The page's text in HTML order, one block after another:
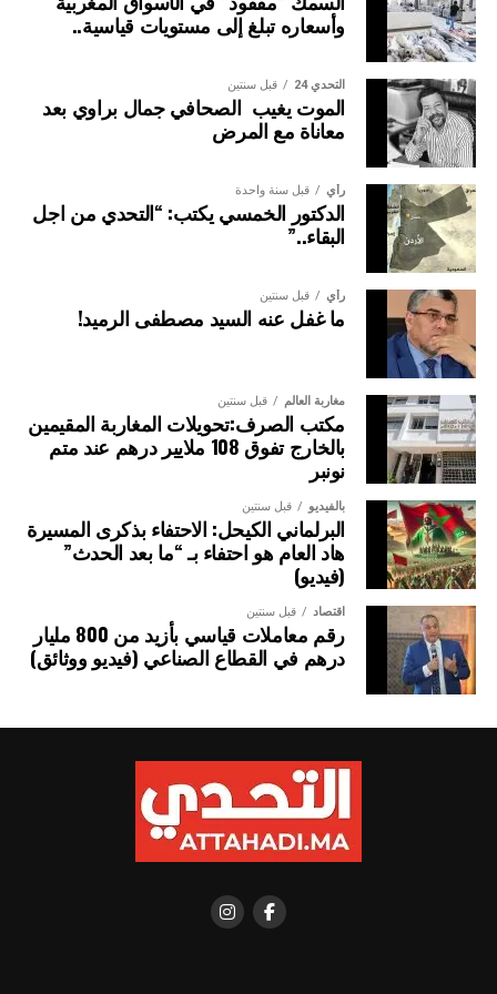
وأسعاره تبلغ إلى مستويات قياسية..
التحدي 24 قبل سنتين
الموت يغيب الصحافي جمال براوي بعد
معاناة مع المرض
رأي قبل سنة واحدة
الدكتور الخمسي يكتب: “التحدي من اجل
البقاء..”
رأي قبل سنتين
ما غفل عنه السيد مصطفى الرميد!
مغاربة العالم قبل سنتين
مكتب الصرف:تحويلات المغاربة المقيمين
بالخارج تفوق 108 ملايير درهم عند متم
نونبر
بالفيديو قبل سنتين
البرلماني الكيحل: الاحتفاء بذكرى المسيرة
هاد العام هو احتفاء بـ “ما بعد الحدث”
(فيديو)
اقتصاد قبل سنتين
رقم معاملات قياسي بأزيد من 800 مليار
درهم في القطاع الصناعي (فيديو ووثائق)